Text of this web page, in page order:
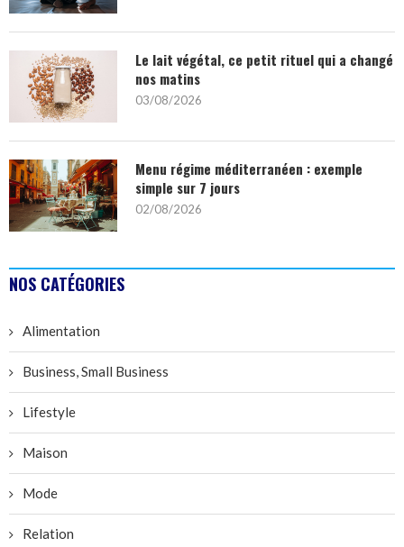
Le lait végétal, ce petit rituel qui a changé
nos matins
03/08/2026
Menu régime méditerranéen : exemple
simple sur 7 jours
02/08/2026
NOS CATÉGORIES
Alimentation
Business, Small Business
Lifestyle
Maison
Mode
Relation